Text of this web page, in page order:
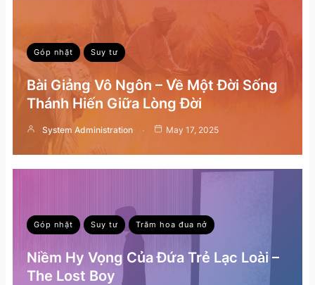
Góp nhặt Suy tư
Bài Giảng Vô Ngôn – Về Một Đời Sống
Thánh Hiến Giữa Lòng Đời
System Administration May 17, 2025
Góp nhặt Suy tư Trăm hoa đua nở
Niềm Hy Vọng Của Đứa Trẻ Lạc Loài –
The Lost Boy